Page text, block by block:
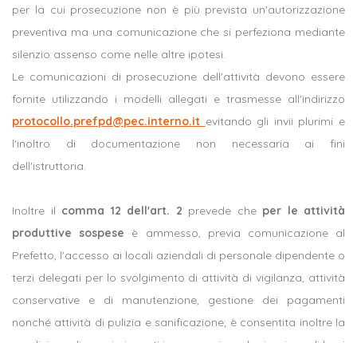
per la cui prosecuzione non è più prevista un'autorizzazione
preventiva ma una comunicazione che si perfeziona mediante
silenzio assenso come nelle altre ipotesi.
Le comunicazioni di prosecuzione dell'attività devono essere
fornite utilizzando i modelli allegati e trasmesse all'indirizzo
protocollo.prefpd@pec.interno.it evitando gli invii plurimi e
l'inoltro di documentazione non necessaria ai fini
dell'istruttoria.
Inoltre il comma 12 dell'art. 2 prevede che per le attività
produttive sospese è ammesso, previa comunicazione al
Prefetto, l'accesso ai locali aziendali di personale dipendente o
terzi delegati per lo svolgimento di attività di vigilanza, attività
conservative e di manutenzione, gestione dei pagamenti
nonché attività di pulizia e sanificazione; è consentita inoltre la